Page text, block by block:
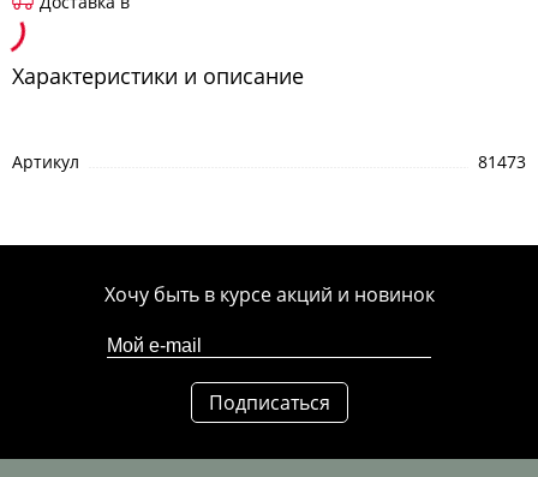
Характеристики и описание
Артикул 81473
Хочу быть в курсе акций и новинок
Подписаться